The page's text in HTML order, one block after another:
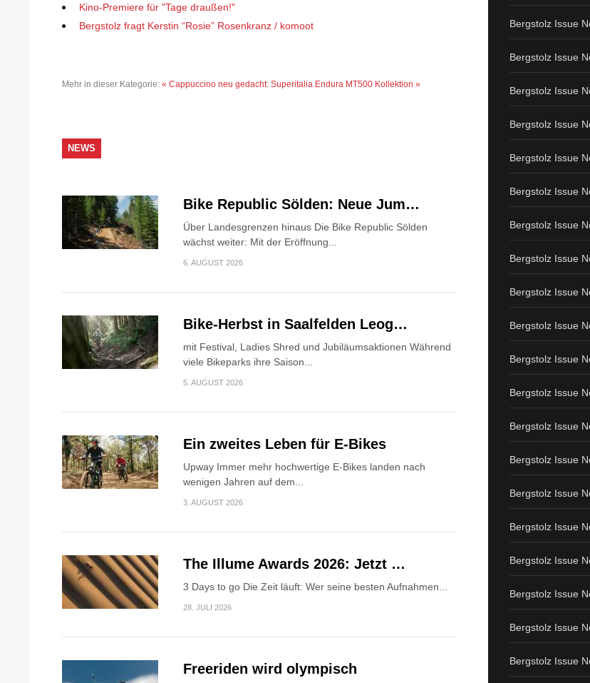
Kino-Premiere für "Tage draußen!"
Bergstolz fragt Kerstin “Rosie” Rosenkranz / komoot
Mehr in dieser Kategorie: « Cappuccino neu gedacht: Superitalia Endura MT500 Kollektion »
NEWS
Bike Republic Sölden: Neue Jum…
Über Landesgrenzen hinaus Die Bike Republic Sölden
wächst weiter: Mit der Eröffnung...
6. AUGUST 2026
Bike-Herbst in Saalfelden Leog…
mit Festival, Ladies Shred und Jubiläumsaktionen Während
viele Bikeparks ihre Saison...
5. AUGUST 2026
Ein zweites Leben für E-Bikes
Upway Immer mehr hochwertige E-Bikes landen nach
wenigen Jahren auf dem...
3. AUGUST 2026
The Illume Awards 2026: Jetzt …
3 Days to go Die Zeit läuft: Wer seine besten Aufnahmen...
28. JULI 2026
Freeriden wird olympisch
Bergstolz Issue
Bergstolz Issue
Bergstolz Issue
Bergstolz Issue
Bergstolz Issue
Bergstolz Issue
Bergstolz Issue
Bergstolz Issue
Bergstolz Issue
Bergstolz Issue
Bergstolz Issue
Bergstolz Issue
Bergstolz Issue
Bergstolz Issue
Bergstolz Issue
Bergstolz Issue
Bergstolz Issue
Bergstolz Issue
Bergstolz Issue
Bergstolz Issue